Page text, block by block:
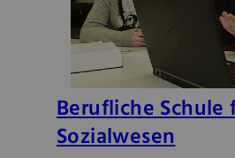
Berufliche Schule
Sozialwesen